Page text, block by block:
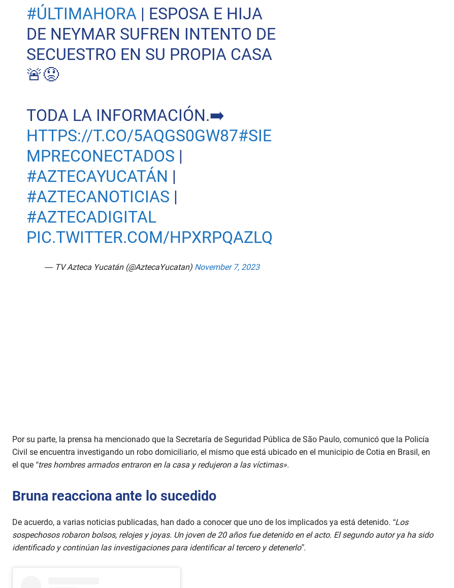
#ÚLTIMAHORA| ESPOSA E HIJA
DE NEYMAR SUFREN INTENTO DE
SECUESTRO EN SU PROPIA CASA
🚨😟
TODA LA INFORMACIÓN.➡️
HTTPS://T.CO/5AQGS0GW87#SIE
MPRECONECTADOS |
#AZTECAYUCATÁN |
#AZTECANOTICIAS |
#AZTECADIGITAL
PIC.TWITTER.COM/HPXRPQAZLQ
— TV Azteca Yucatán (@AztecaYucatan) November 7, 2023
Por su parte, la prensa ha mencionado que la Secretaría de Seguridad Pública de São Paulo, comunicó que la Policía
Civil se encuentra investigando un robo domiciliario, el mismo que está ubicado en el municipio de Cotia en Brasil, en
el que “tres hombres armados entraron en la casa y redujeron a las víctimas».
Bruna reacciona ante lo sucedido
De acuerdo, a varias noticias publicadas, han dado a conocer que uno de los implicados ya está detenido. “Los
sospechosos robaron bolsos, relojes y joyas. Un joven de 20 años fue detenido en el acto. El segundo autor ya ha sido
identificado y continúan las investigaciones para identificar al tercero y detenerlo”.